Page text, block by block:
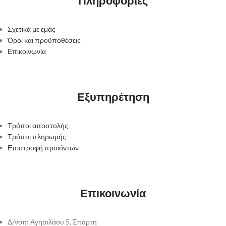
Σχετικά με εμάς
Όροι και προϋποθέσεις
Επικοινωνία
Εξυπηρέτηση
Τρόποι αποστολής
Τρόποι πληρωμής
Επιστροφή προϊόντων
Επικοινωνία
Δ/νση: Αγησιλάου 5, Σπάρτη